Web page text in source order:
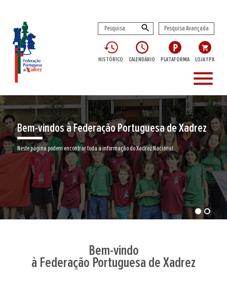
Pesquisa Avançada
HISTÓRICO CALENDÁRIO PLATAFORMA LOJA FPX
menu
Encontre aqui o seu clube de Xadrez
Junte-se a nós neste jogo milenar
Bem-vindo
à Federação Portuguesa de Xadrez